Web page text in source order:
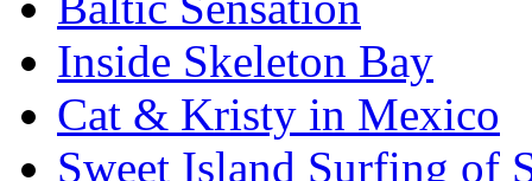
Inside Skeleton Bay
Cat & Kristy in Mexico
Sweet Island Surfing of